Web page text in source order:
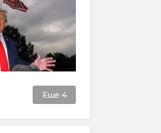
Еще 4